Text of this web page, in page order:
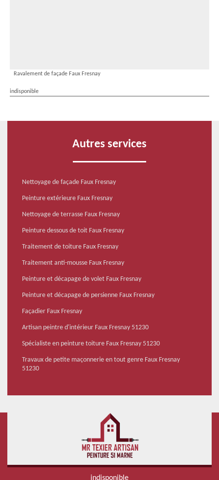
Ravalement de façade Faux Fresnay
indisponible
Autres services
Nettoyage de façade Faux Fresnay
Peinture extérieure Faux Fresnay
Nettoyage de terrasse Faux Fresnay
Peinture dessous de toit Faux Fresnay
Traitement de toiture Faux Fresnay
Traitement anti-mousse Faux Fresnay
Peinture et décapage de volet Faux Fresnay
Peinture et décapage de persienne Faux Fresnay
Façadier Faux Fresnay
Artisan peintre d'intérieur Faux Fresnay 51230
Spécialiste en peinture toiture Faux Fresnay 51230
Travaux de petite maçonnerie en tout genre Faux Fresnay
51230
indisponible